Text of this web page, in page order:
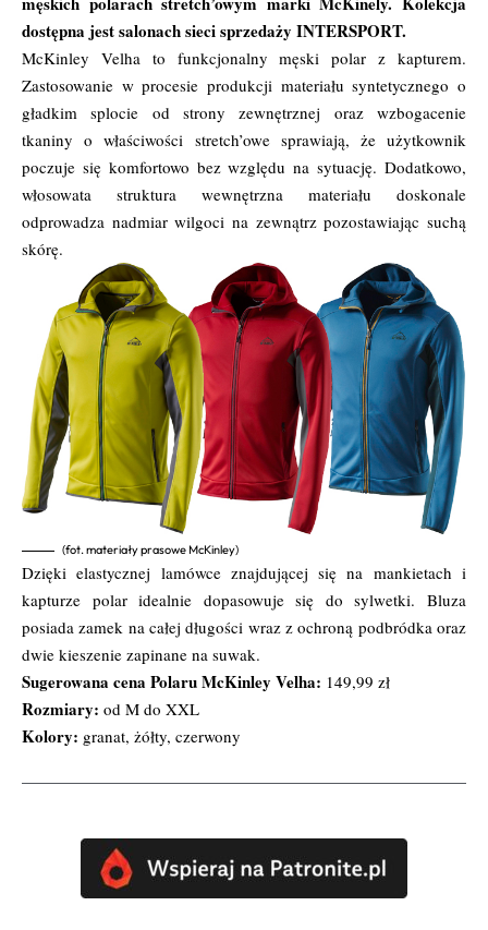
dostępna jest salonach sieci sprzedaży INTERSPORT.
McKinley Velha to funkcjonalny męski polar z kapturem.
Zastosowanie w procesie produkcji materiału syntetycznego o
gładkim splocie od strony zewnętrznej oraz wzbogacenie
tkaniny o właściwości stretch’owe sprawiają, że użytkownik
poczuje się komfortowo bez względu na sytuację. Dodatkowo,
włosowata struktura wewnętrzna materiału doskonale
odprowadza nadmiar wilgoci na zewnątrz pozostawiając suchą
skórę.
(fot. materiały prasowe McKinley)
Dzięki elastycznej lamówce znajdującej się na mankietach i
kapturze polar idealnie dopasowuje się do sylwetki. Bluza
posiada zamek na całej długości wraz z ochroną podbródka oraz
dwie kieszenie zapinane na suwak.
Sugerowana cena Polaru McKinley Velha: 149,99 zł
Rozmiary: od M do XXL
Kolory: granat, żółty, czerwony